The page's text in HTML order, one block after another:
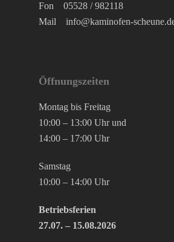
Fon 05528 / 982118
Mail info@kaminofen-
Öffnungszeiten
Montag bis Freitag
10:00 – 13:00 Uhr und
14:00 – 17:00 Uhr
Samstag
10:00 – 14:00 Uhr
Betriebsferien
27.07. – 15.08.2026